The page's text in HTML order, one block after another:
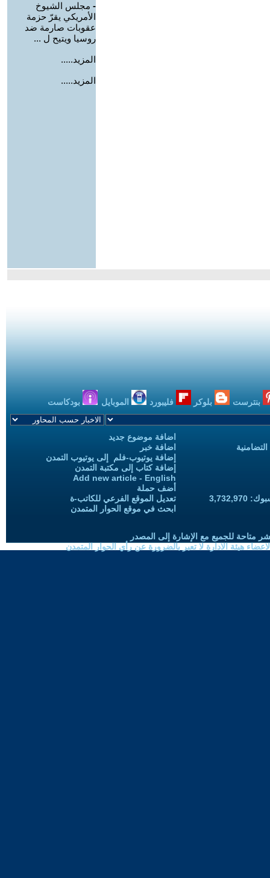
- مجلس الشيوخ
الأمريكي يقرّ حزمة
عقوبات صارمة ضد
روسيا ويتيح ل ...
المزيد.....
المزيد.....
بنترست بلوكر فليبورد الموبايل بودكاست
اضافة موضوع جديد
اضافة خبر
إضافة يوتيوب-فلم إلى يوتيوب التمدن
إضافة كتاب إلى مكتبة التمدن
Add new article - English
أضف حملة
تعديل الموقع الفرعي للكاتب-ة
ابحث في موقع الحوار المتمدن
متاحة للجميع مع الإشارة إلى المصدر
هيئة الادارة لا تعبر بالضرورة عن رأي الحوار المتمدن